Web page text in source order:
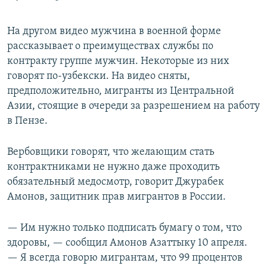
На другом видео мужчина в военной форме
рассказывает о преимуществах службы по
контракту группе мужчин. Некоторые из них
говорят по-узбекски. На видео сняты,
предположительно, мигранты из Центральной
Азии, стоящие в очереди за разрешением на работу
в Пензе.
Вербовщики говорят, что желающим стать
контрактниками не нужно даже проходить
обязательный медосмотр, говорит Джурабек
Амонов, защитник прав мигрантов в России.
— Им нужно только подписать бумагу о том, что
здоровы, — сообщил Амонов Азаттыку 10 апреля.
— Я всегда говорю мигрантам, что 99 процентов